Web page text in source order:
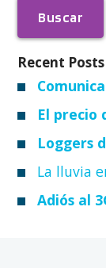
Recent Posts
El precio
Loggers
La lluvia
Adiós al